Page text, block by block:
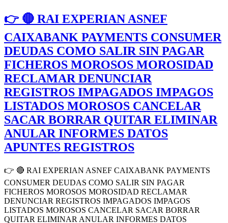
👉 🔴 RAI EXPERIAN ASNEF
CAIXABANK PAYMENTS CONSUMER
DEUDAS COMO SALIR SIN PAGAR
FICHEROS MOROSOS MOROSIDAD
RECLAMAR DENUNCIAR
REGISTROS IMPAGADOS IMPAGOS
LISTADOS MOROSOS CANCELAR
SACAR BORRAR QUITAR ELIMINAR
ANULAR INFORMES DATOS
APUNTES REGISTROS
👉 🔴 RAI EXPERIAN ASNEF CAIXABANK PAYMENTS
CONSUMER DEUDAS COMO SALIR SIN PAGAR
FICHEROS MOROSOS MOROSIDAD RECLAMAR
DENUNCIAR REGISTROS IMPAGADOS IMPAGOS
LISTADOS MOROSOS CANCELAR SACAR BORRAR
QUITAR ELIMINAR ANULAR INFORMES DATOS